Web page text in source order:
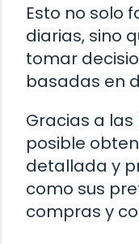
Esto no solo
diarias, sino
tomar
basadas en
Gracias a
posible
detallada y
como sus
compras y